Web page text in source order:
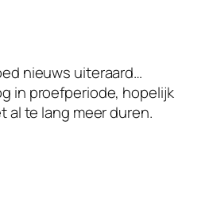
nieuws uiteraard…
in proefperiode, hopelijk
al te lang meer duren.